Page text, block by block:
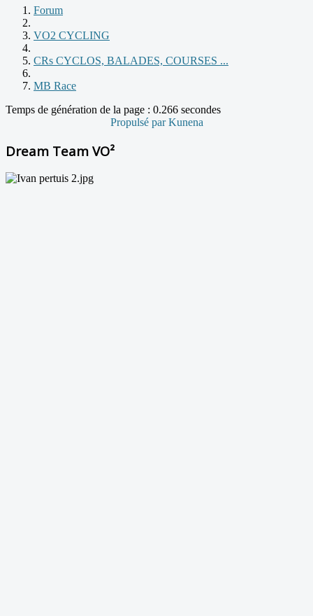
Forum
VO2 CYCLING
CRs CYCLOS, BALADES, COURSES ...
MB Race
Temps de génération de la page : 0.266 secondes
Propulsé parKunena
Dream Team VO²